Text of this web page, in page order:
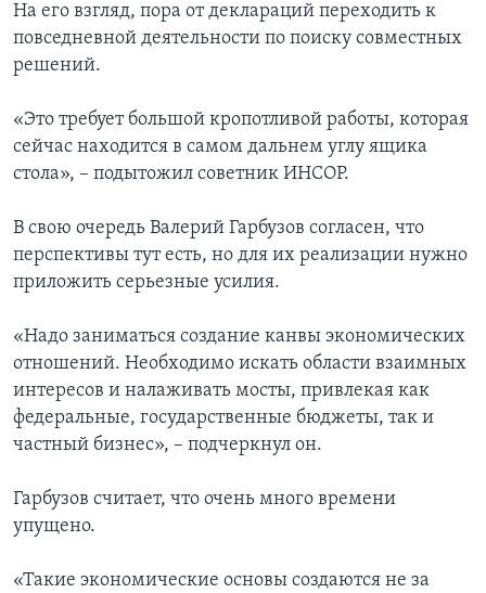
На его взгляд, пора от деклараций переходить к
повседневной деятельности по поиску совместных
решений.
«Это требует большой кропотливой работы, которая
сейчас находится в самом дальнем углу ящика
стола», – подытожил советник ИНСОР.
В свою очередь Валерий Гарбузов согласен, что
перспективы тут есть, но для их реализации нужно
приложить серьезные усилия.
«Надо заниматься создание канвы экономических
отношений. Необходимо искать области взаимных
интересов и налаживать мосты, привлекая как
федеральные, государственные бюджеты, так и
частный бизнес», – подчеркнул он.
Гарбузов считает, что очень много времени
упущено.
«Такие экономические основы создаются не за